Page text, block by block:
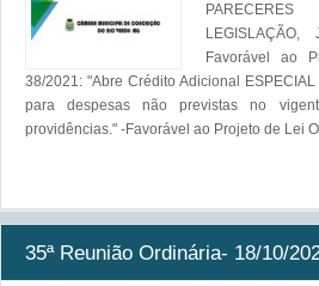
Favorável ao
38/2021: "Abre Crédito Adicional
para despesas não previstas no
providências." -Favorável ao Projeto de Lei
35ª Reunião Ordinária- 18/10/